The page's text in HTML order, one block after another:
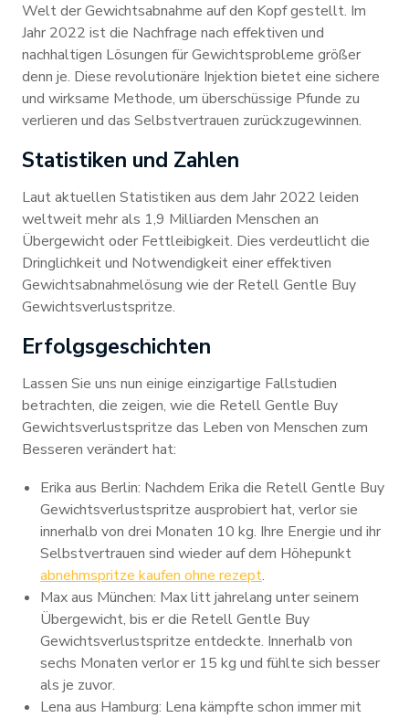
Welt der Gewichtsabnahme auf den Kopf gestellt. Im
Jahr 2022 ist die Nachfrage nach effektiven und
nachhaltigen Lösungen für Gewichtsprobleme größer
denn je. Diese revolutionäre Injektion bietet eine sichere
und wirksame Methode, um überschüssige Pfunde zu
verlieren und das Selbstvertrauen zurückzugewinnen.
Statistiken und Zahlen
Laut aktuellen Statistiken aus dem Jahr 2022 leiden
weltweit mehr als 1,9 Milliarden Menschen an
Übergewicht oder Fettleibigkeit. Dies verdeutlicht die
Dringlichkeit und Notwendigkeit einer effektiven
Gewichtsabnahmelösung wie der Retell Gentle Buy
Gewichtsverlustspritze.
Erfolgsgeschichten
Lassen Sie uns nun einige einzigartige Fallstudien
betrachten, die zeigen, wie die Retell Gentle Buy
Gewichtsverlustspritze das Leben von Menschen zum
Besseren verändert hat:
Erika aus Berlin: Nachdem Erika die Retell Gentle Buy
Gewichtsverlustspritze ausprobiert hat, verlor sie
innerhalb von drei Monaten 10 kg. Ihre Energie und ihr
Selbstvertrauen sind wieder auf dem Höhepunkt
abnehmspritze kaufen ohne rezept.
Max aus München: Max litt jahrelang unter seinem
Übergewicht, bis er die Retell Gentle Buy
Gewichtsverlustspritze entdeckte. Innerhalb von
sechs Monaten verlor er 15 kg und fühlte sich besser
als je zuvor.
Lena aus Hamburg: Lena kämpfte schon immer mit